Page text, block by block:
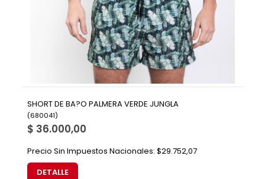
SHORT DE BA?O PALMERA VERDE JUNGLA
(680041)
$ 36.000,00
Precio Sin Impuestos Nacionales: $29.752,07
DETALLE